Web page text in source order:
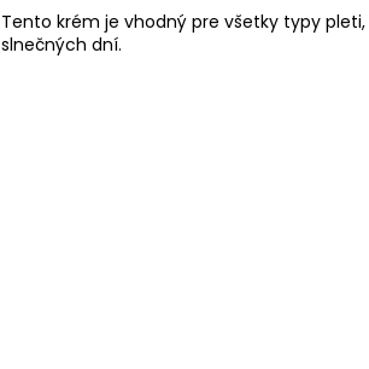
Tento krém je vhodný pre všetky typy
slnečných dní.